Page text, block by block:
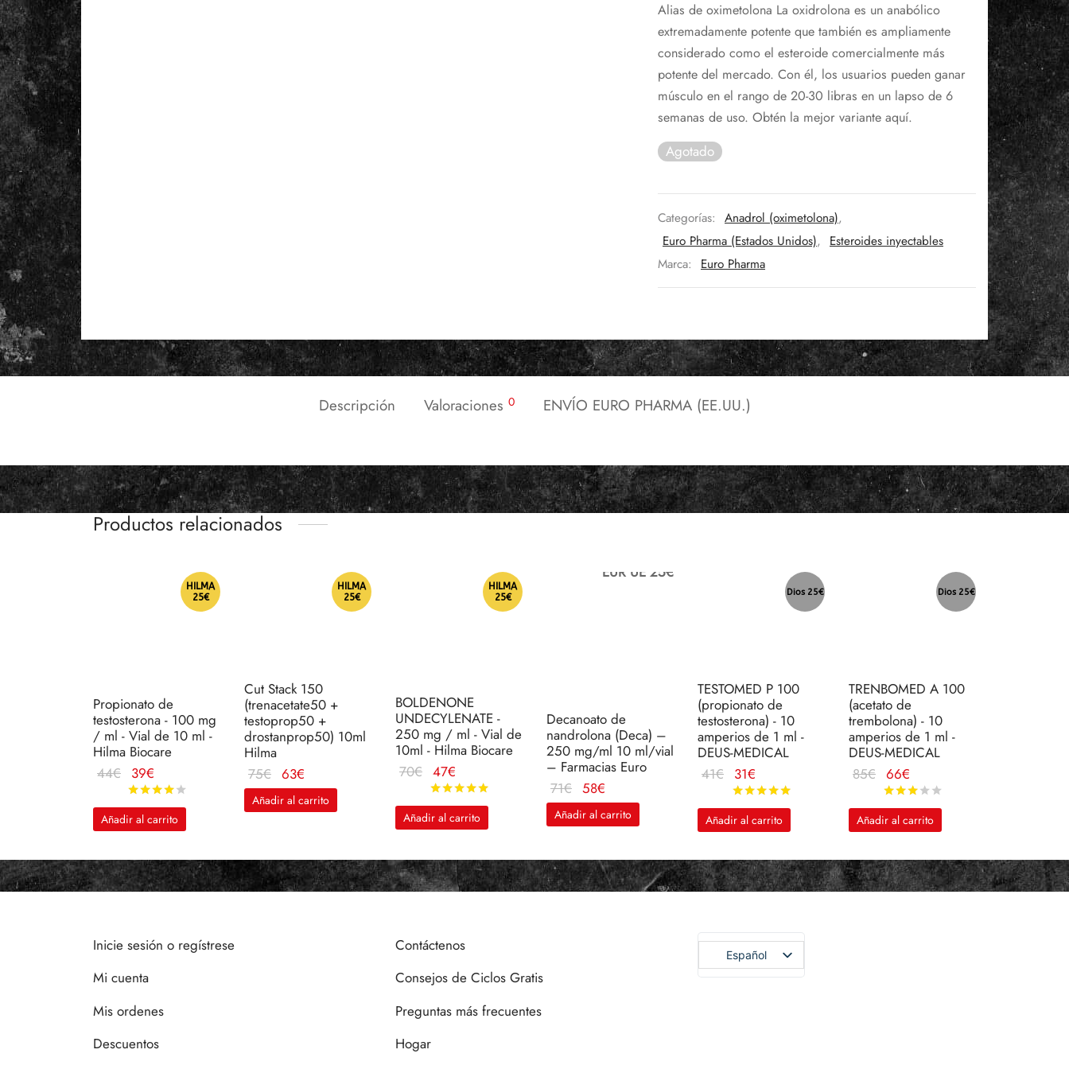
original
era:
73€.
actual
es:
Alias de oximetolona La oxidrolona es un anabólico
extremadamente potente que también es ampliamente
considerado como el esteroide comercialmente más
potente del mercado. Con él, los usuarios pueden ganar
músculo en el rango de 20-30 libras en un lapso de 6
semanas de uso. Obtén la mejor variante aquí.
Agotado
Categorías: Anadrol (oximetolona),
Euro Pharma (Estados Unidos),
Esteroides inyectables
Marca:
Euro Pharma
Descripción Valoraciones 0 ENVÍO EURO PHARMA (EE.UU.)
Productos relacionados
HILMA
25€
Propionato de
testosterona - 100 mg
/ ml - Vial de 10 ml -
Hilma Biocare
44€ El
precio
original
era:
39€
precio
actual
es:
Valorado ende 5
Añadir al carrito
HILMA
25€
Cut Stack 150
(trenacetate50 +
testoprop50 +
drostanprop50) 10ml
Hilma
75€ El
precio
original
63€
precio
actual
Añadir al carrito
HILMA
25€
BOLDENONE
UNDECYLENATE -
250 mg / ml - Vial de
10ml - Hilma Biocare
70€ El
precio
original
era:
47€
precio
actual
es:
Valorado ende 5
Añadir al carrito
EUR UE 25€
Decanoato de
nandrolona (Deca) –
250 mg/ml 10 ml/vial
– Farmacias Euro
71€ El
precio
original
71€.
58€
precio
actual
58€.
Añadir al carrito
Dios 25€
TESTOMED P 100
(propionato de
testosterona) - 10
amperios de 1 ml -
DEUS-MEDICAL
41€ El
precio
original
era:
31€
precio
actual
es:
de 5
Añadir al carrito
Dios 25€
TRENBOMED A 100
(acetato de
trembolona) - 10
amperios de 1 ml -
DEUS-MEDICAL
85€ El
precio
original
era:
66€
precio
actual
es:
Añadir al carrito
Inicie sesión o regístrese
Mi cuenta
Mis ordenes
Descuentos
Contáctenos
Consejos de Ciclos Gratis
Preguntas más frecuentes
Hogar
Español